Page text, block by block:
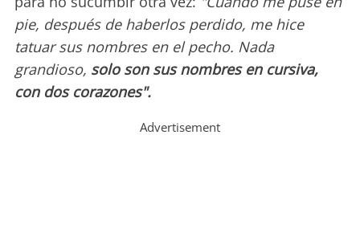
pie, después de haberlos perdido, me hice
tatuar sus nombres en el pecho. Nada
grandioso, solo son sus nombres en cursiva,
con dos corazones".
Advertisement